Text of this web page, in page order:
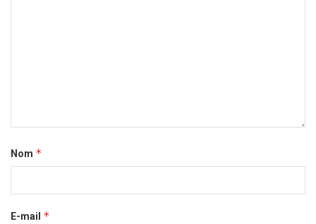
Nom *
E-mail *